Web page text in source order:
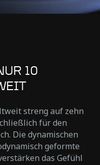
10
streng auf zehn
für den
Die dynamischen
geformte
das Gefühl